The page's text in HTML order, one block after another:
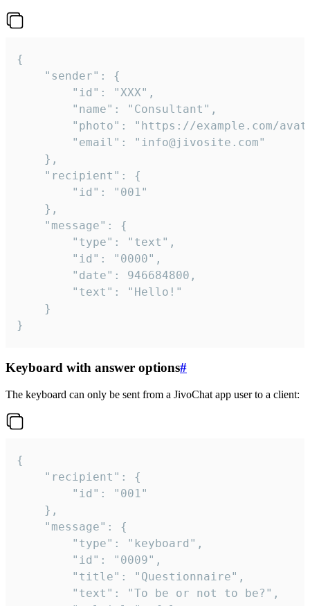
{
}
Keyboard with answer options#
The keyboard can only be sent from a JivoChat app user to a client:
{